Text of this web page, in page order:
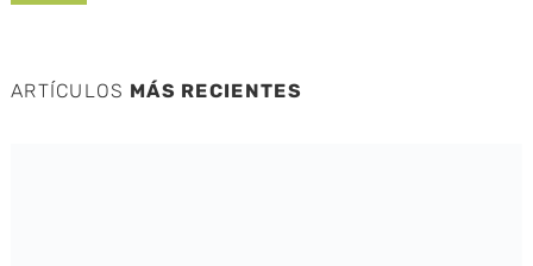
ARTÍCULOS MÁS RECIENTES